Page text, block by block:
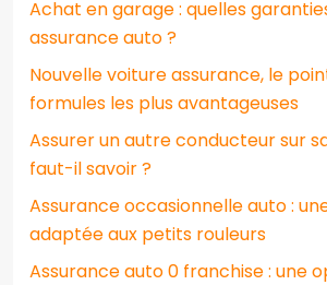
Achat en garage : quelles
assurance auto ?
Nouvelle voiture assurance, le
formules les plus avantageuses
Assurer un autre conducteur sur
faut-il savoir ?
Assurance occasionnelle auto :
adaptée aux petits rouleurs
Assurance auto 0 franchise : une